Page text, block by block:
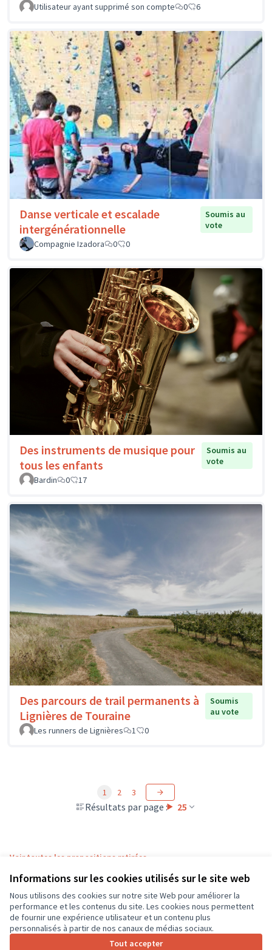
Informations sur les cookies utilisés sur le site web
Nous utilisons des cookies sur notre site Web pour améliorer la
performance et les contenus du site. Les cookies nous permettent
de fournir une expérience utilisateur et un contenu plus
personnalisés à partir de nos canaux de médias sociaux.
Tout accepter
Utilisateur ayant supprimé son compte
0 6
Danse verticale et escalade
intergénérationnelle
Soumis au
vote
Compagnie Izadora
0 0
Des instruments de musique pour
tous les enfants
Soumis au
vote
Bardin
0 17
Des parcours de trail permanents à
Lignières de Touraine
Soumis
au vote
Les runners de Lignières
1 0
Résultats par page : 25
1 2 3
Voir toutes les propositions retirées
Conditions d'utilisation
Paramètres des cookies
CD37 sur X
(Lien externe)
CD37 sur Facebook
CD37 sur Instagram
CD37 sur YouTube
(Lien externe)